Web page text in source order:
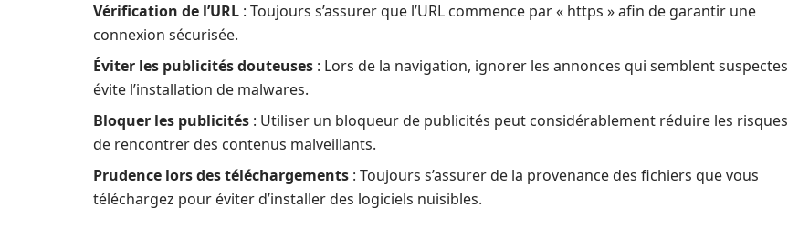
Vérification de l’URL : Toujours s’assurer que l’URL commence par « https » afin de garantir une
connexion sécurisée.
Éviter les publicités douteuses : Lors de la navigation, ignorer les annonces qui semblent suspectes
évite l’installation de malwares.
Bloquer les publicités : Utiliser un bloqueur de publicités peut considérablement réduire les risques
de rencontrer des contenus malveillants.
Prudence lors des téléchargements : Toujours s’assurer de la provenance des fichiers que vous
téléchargez pour éviter d’installer des logiciels nuisibles.